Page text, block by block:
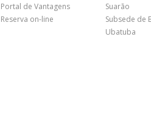
Portal de Vantagens
Reserva on-line
Suarão
Subsede de
Ubatuba